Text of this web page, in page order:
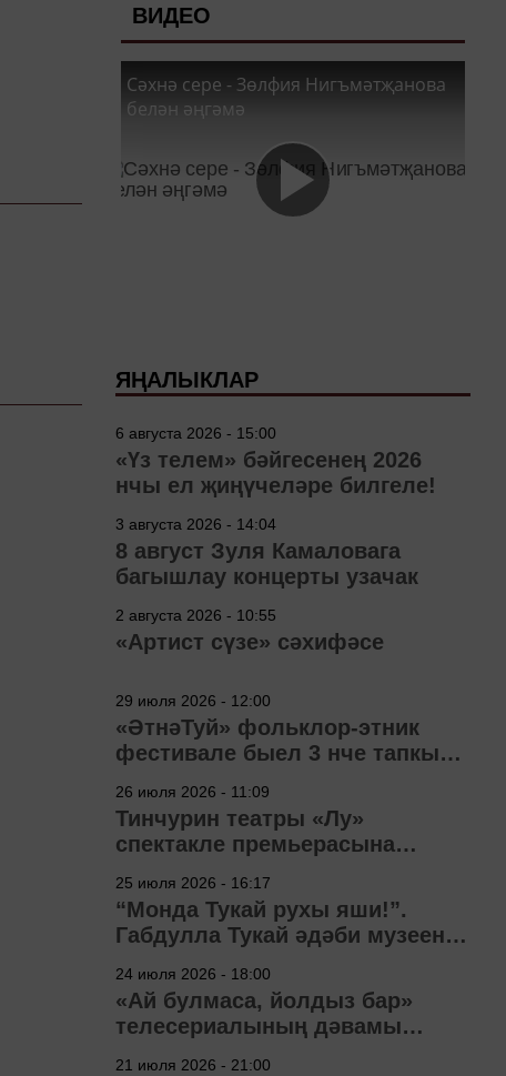
ВИДЕО
Сәхнә сере - Зөлфия Нигъмәтҗанова
белән әңгәмә
ЯҢАЛЫКЛАР
6 августа 2026 - 15:00
«Үз телем» бәйгесенең 2026
нчы ел җиңүчеләре билгеле!
3 августа 2026 - 14:04
8 август Зуля Камаловага
багышлау концерты узачак
2 августа 2026 - 10:55
«Артист сүзе» сәхифәсе
29 июля 2026 - 12:00
«ӘтнәТуй» фольклор-этник
фестивале быел 3 нче тапкыр
26 июля 2026 - 11:09
Тинчурин театры «Лу»
спектакле премьерасына
25 июля 2026 - 16:17
“Монда Тукай рухы яши!”.
Габдулла Тукай әдәби музеена
24 июля 2026 - 18:00
«Ай булмаса, йолдыз бар»
телесериалының дәвамы
21 июля 2026 - 21:00